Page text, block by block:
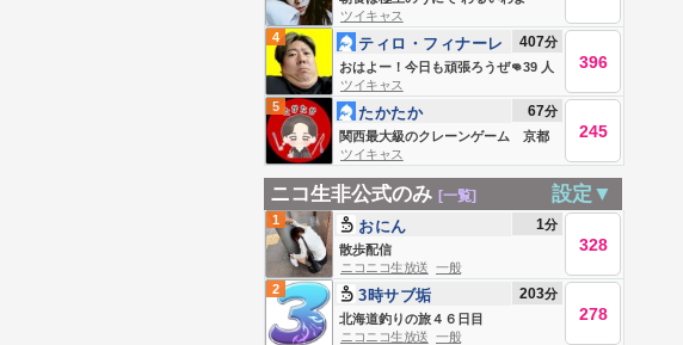
ツイキャス
4
おはよー！今日も頑張ろうぜ👊39 人
生楽笑！
ティロ・フィナーレ
加川
407分
396
ツイキャス
5
関西最大級のクレーンゲーム 京都
takataka
たかたか 67分
245
ツイキャス
ニコ生非公式のみ [一覧] 設定▼
1
散歩配信
おにん 1分
328
ニコニコ生放送 一般
2
北海道釣りの旅４６日目
3時サブ垢 203分
278
ニコニコ生放送 一般